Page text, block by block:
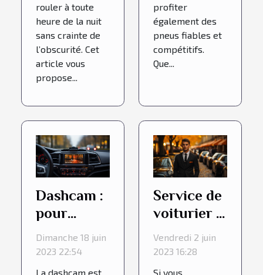
rouler à toute
heure de la nuit
sans crainte de
l’obscurité. Cet
article vous
propose...
profiter
également des
pneus fiables et
compétitifs.
Que...
Dashcam :
pour
quelles
raisons
l'acheter ?
Dimanche 18 juin
2023 22:54
La dashcam est
Service de
voiturier :
4 bonnes
raisons de
choisir
Vendredi 2 juin
2023 16:28
Si vous